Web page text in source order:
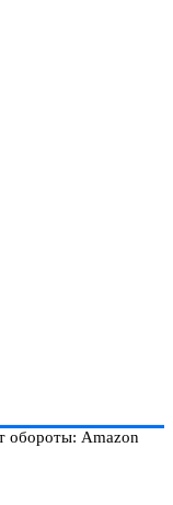
обороты: Amazon